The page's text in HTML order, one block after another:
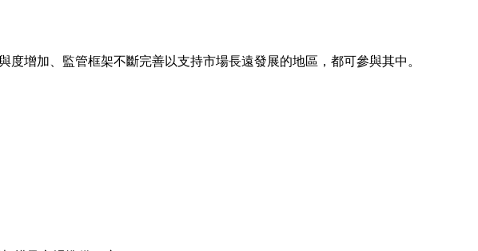
增加、監管框架不斷完善以支持市場長遠發展的地區，都可參與其中。